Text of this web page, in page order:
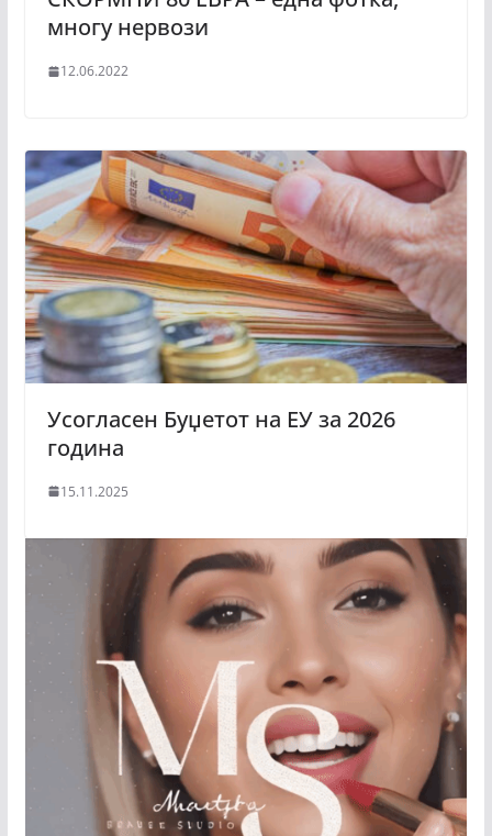
многу нервози
12.06.2022
Усогласен Буџетот на ЕУ за 2026
година
15.11.2025